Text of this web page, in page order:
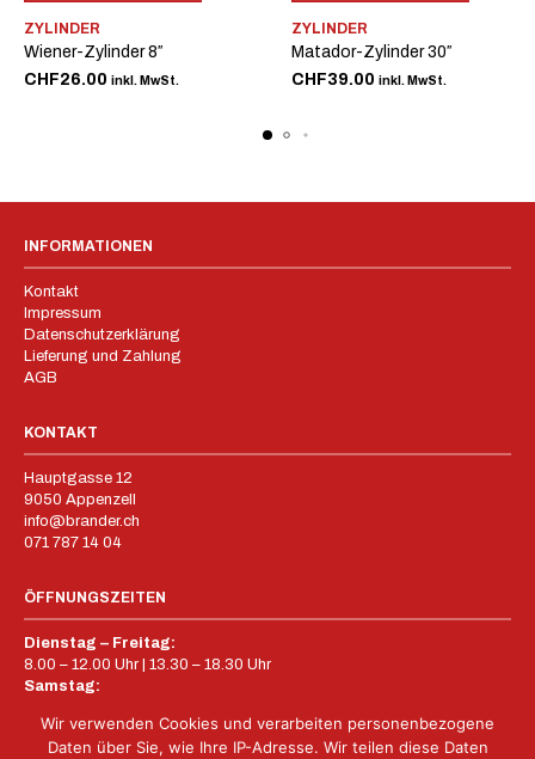
ZYLINDER
Wiener-Zylinder 8″
CHF26.00 inkl. MwSt.
ZYLINDER
Matador-Zylinder 30″
CHF39.00 inkl. MwSt.
INFORMATIONEN
Kontakt
Impressum
Datenschutzerklärung
Lieferung und Zahlung
AGB
KONTAKT
Hauptgasse 12
9050 Appenzell
info@brander.ch
071 787 14 04
ÖFFNUNGSZEITEN
Dienstag – Freitag:
8.00 – 12.00 Uhr | 13.30 – 18.30 Uhr
Samstag:
Sonntag – Montag:
Geschlossen
Wir verwenden Cookies und verarbeiten personenbezogene
Daten über Sie, wie Ihre IP-Adresse. Wir teilen diese Daten